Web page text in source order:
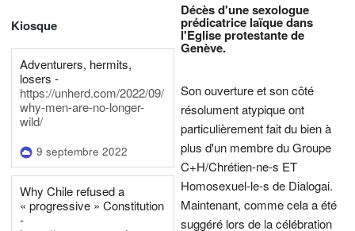
Kiosque
Adventurers, hermits,
losers -
https://unherd.com/2022/09/
why-men-are-no-longer-
wild/
9 septembre 2022
Why Chile refused a
« progressive » Constitution
-
Décès d'une sexologue
prédicatrice laïque dans
l'Eglise protestante de
Genève.
Son ouverture et son côté
résolument atypique ont
particulièrement fait du bien à
plus d'un membre du Groupe
C+H/Chrétien-ne-s ET
Homosexuel-le-s de Dialogai.
Maintenant, comme cela a été
suggéré lors de la célébration